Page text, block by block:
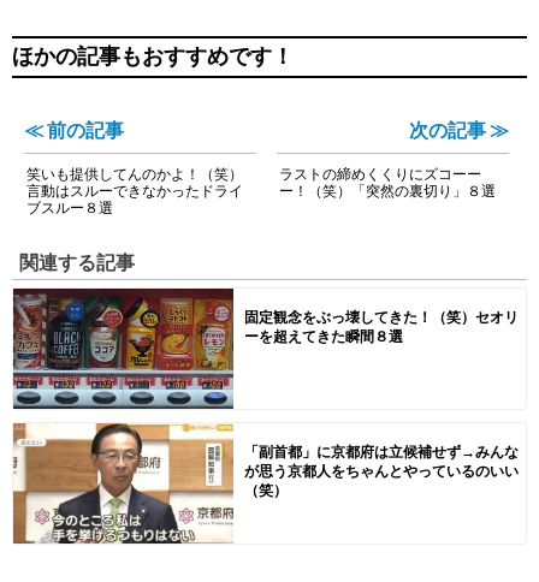
ほかの記事もおすすめです！
≪ 前の記事
笑いも提供してんのかよ！（笑）
言動はスルーできなかったドライ
ブスルー８選
次の記事 ≫
ラストの締めくくりにズコーー
ー！（笑）「突然の裏切り」８選
関連する記事
固定観念をぶっ壊してきた！（笑）セオリ
ーを超えてきた瞬間８選
「副首都」に京都府は立候補せず→みんな
が思う京都人をちゃんとやっているのいい
（笑）